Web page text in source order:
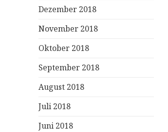
Dezember 2018
November 2018
Oktober 2018
September 2018
August 2018
Juli 2018
Juni 2018